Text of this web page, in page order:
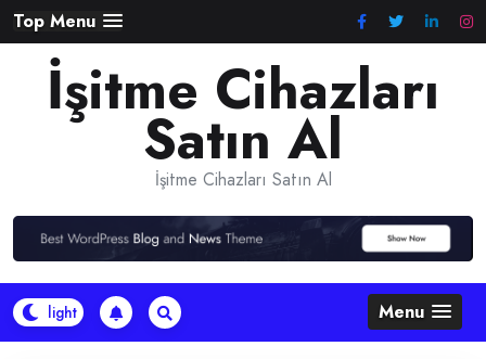
Skip
to
content
Top Menu
İşitme Cihazları
Satın Al
İşitme Cihazları Satın Al
Menu